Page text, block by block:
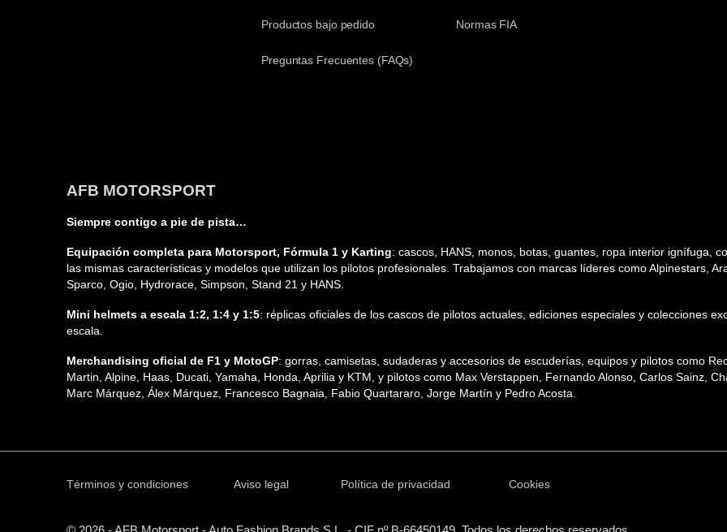
Productos bajo pedido
Preguntas Frecuentes (FAQs)
Normas FIA
AFB MOTORSPORT
Siempre contigo a pie de pista…
Equipación completa para Motorsport, Fórmula 1 y Karting: cascos, HANS, monos, botas, guantes, ropa interior ignífuga,
las mismas características y modelos que utilizan los pilotos profesionales. Trabajamos con marcas líderes como Alpinestars,
Sparco, Ogio, Hydrorace, Simpson, Stand 21 y HANS.
Mini helmets a escala 1:2, 1:4 y 1:5: réplicas oficiales de los cascos de pilotos actuales, ediciones especiales y colecciones
escala.
Merchandising oficial de F1 y MotoGP: gorras, camisetas, sudaderas y accesorios de escuderías, equipos y pilotos como
Martin, Alpine, Haas, Ducati, Yamaha, Honda, Aprilia y KTM, y pilotos como Max Verstappen, Fernando Alonso, Carlos Sainz,
Marc Márquez, Álex Márquez, Francesco Bagnaia, Fabio Quartararo, Jorge Martín y Pedro Acosta.
Términos y condiciones Aviso legal Política de privacidad Cookies